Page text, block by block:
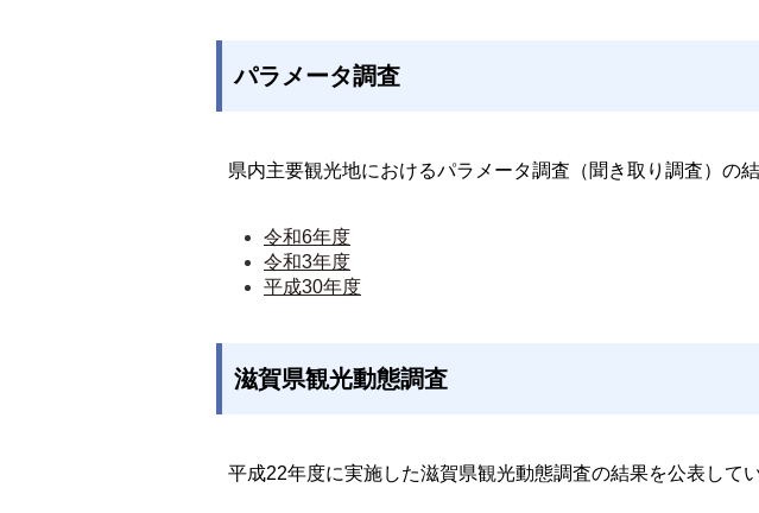
パラメータ調査
県内主要観光地におけるパラメータ調査（聞き取り調査）の
令和6年度
令和3年度
平成30年度
滋賀県観光動態調査
平成22年度に実施した滋賀県観光動態調査の結果を公表してい